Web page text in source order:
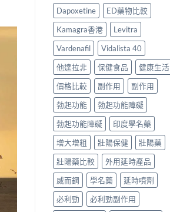
較
與
選
購
指
南〉
中
說
明
與
安
全
服
用
指
南〉
中
家
實
測
與
正
貨
購
買
指
南〉
中
鋼
評
價：
香
港
用
家
真
實
服
用
心
得
與
購
買
建
議〉
中
Dapoxetine
ED藥物比較
Kamagra香港
Levitra
Vardenafil
Vidalista 40
他達拉非
保健食品
健康生活
價格比較
副作用
副作用
勃起功能
勃起功能障礙
勃起功能障礙
印度學名藥
增大增粗
壯陽保健
壯陽藥
壯陽藥比較
外用延時產品
威而鋼
學名藥
延時噴劑
必利勁
必利勁副作用